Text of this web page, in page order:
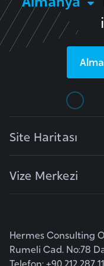
Site Haritası
Vize Merkezi
Hermes Consulting
Rumeli Cad. No:78
Telefon: +90 212 287
r
i
e
a
C